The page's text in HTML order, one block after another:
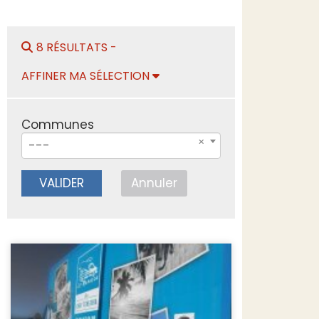
8 RÉSULTATS -
AFFINER MA SÉLECTION
Communes
---
VALIDER Annuler